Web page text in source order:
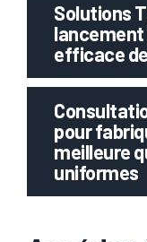
Solutions
lancement
efficace
pour
meilleure
uniformes